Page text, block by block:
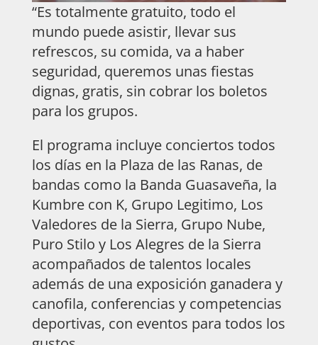
“Es totalmente gratuito, todo el
mundo puede asistir, llevar sus
refrescos, su comida, va a haber
seguridad, queremos unas fiestas
dignas, gratis, sin cobrar los boletos
para los grupos.
El programa incluye conciertos todos
los días en la Plaza de las Ranas, de
bandas como la Banda Guasaveña, la
Kumbre con K, Grupo Legitimo, Los
Valedores de la Sierra, Grupo Nube,
Puro Stilo y Los Alegres de la Sierra
acompañados de talentos locales
además de una exposición ganadera y
canofila, conferencias y competencias
deportivas, con eventos para todos los